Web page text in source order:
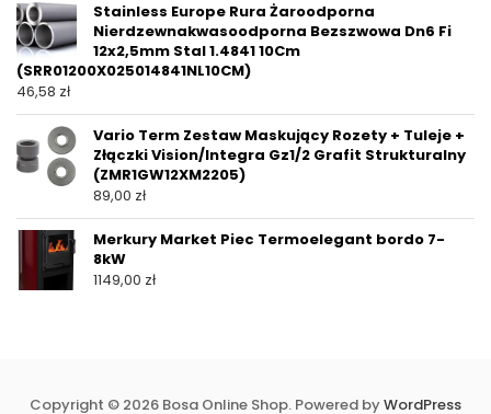
Stainless Europe Rura Żaroodporna
Nierdzewnakwasoodporna Bezszwowa Dn6 Fi
12x2,5mm Stal 1.4841 10Cm
(SRR01200X025014841NL10CM)
46,58 zł
Vario Term Zestaw Maskujący Rozety + Tuleje +
Złączki Vision/Integra Gz1/2 Grafit Strukturalny
(ZMR1GW12XM2205)
89,00 zł
Merkury Market Piec Termoelegant bordo 7-
8kW
1149,00 zł
Copyright © 2026 Bosa Online Shop. Powered byWordPress